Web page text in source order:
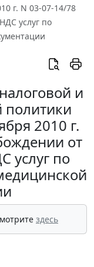
г. N 03-07-14/78
услуг по
и
2010 г.
от
услуг по
здесь